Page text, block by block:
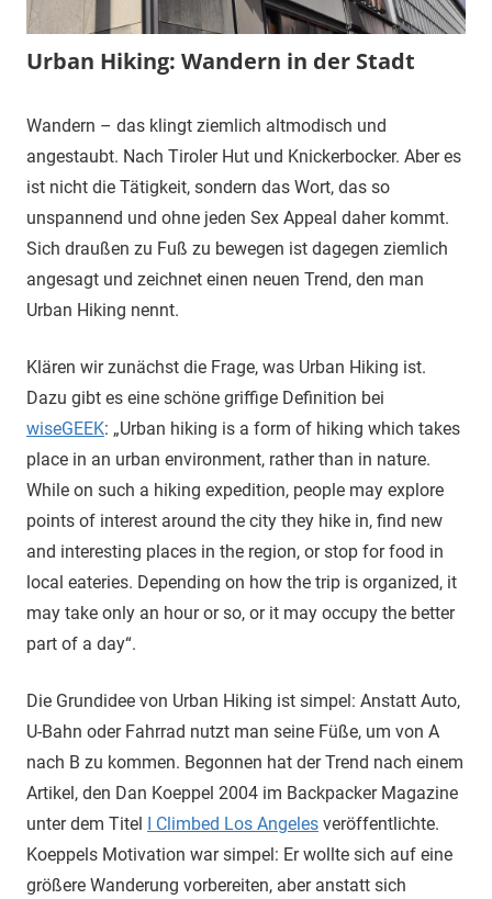
Urban Hiking: Wandern in der Stadt
4.
September
2015
terminal-
y
Urbi
et
orbi
Wandern – das klingt ziemlich altmodisch und
angestaubt. Nach Tiroler Hut und Knickerbocker. Aber es
ist nicht die Tätigkeit, sondern das Wort, das so
unspannend und ohne jeden Sex Appeal daher kommt.
Sich draußen zu Fuß zu bewegen ist dagegen ziemlich
angesagt und zeichnet einen neuen Trend, den man
Urban Hiking nennt.
Klären wir zunächst die Frage, was Urban Hiking ist.
Dazu gibt es eine schöne griffige Definition bei
wiseGEEK: „Urban hiking is a form of hiking which takes
place in an urban environment, rather than in nature.
While on such a hiking expedition, people may explore
points of interest around the city they hike in, find new
and interesting places in the region, or stop for food in
local eateries. Depending on how the trip is organized, it
may take only an hour or so, or it may occupy the better
part of a day“.
Die Grundidee von Urban Hiking ist simpel: Anstatt Auto,
U-Bahn oder Fahrrad nutzt man seine Füße, um von A
nach B zu kommen. Begonnen hat der Trend nach einem
Artikel, den Dan Koeppel 2004 im Backpacker Magazine
unter dem Titel I Climbed Los Angeles veröffentlichte.
Koeppels Motivation war simpel: Er wollte sich auf eine
größere Wanderung vorbereiten, aber anstatt sich